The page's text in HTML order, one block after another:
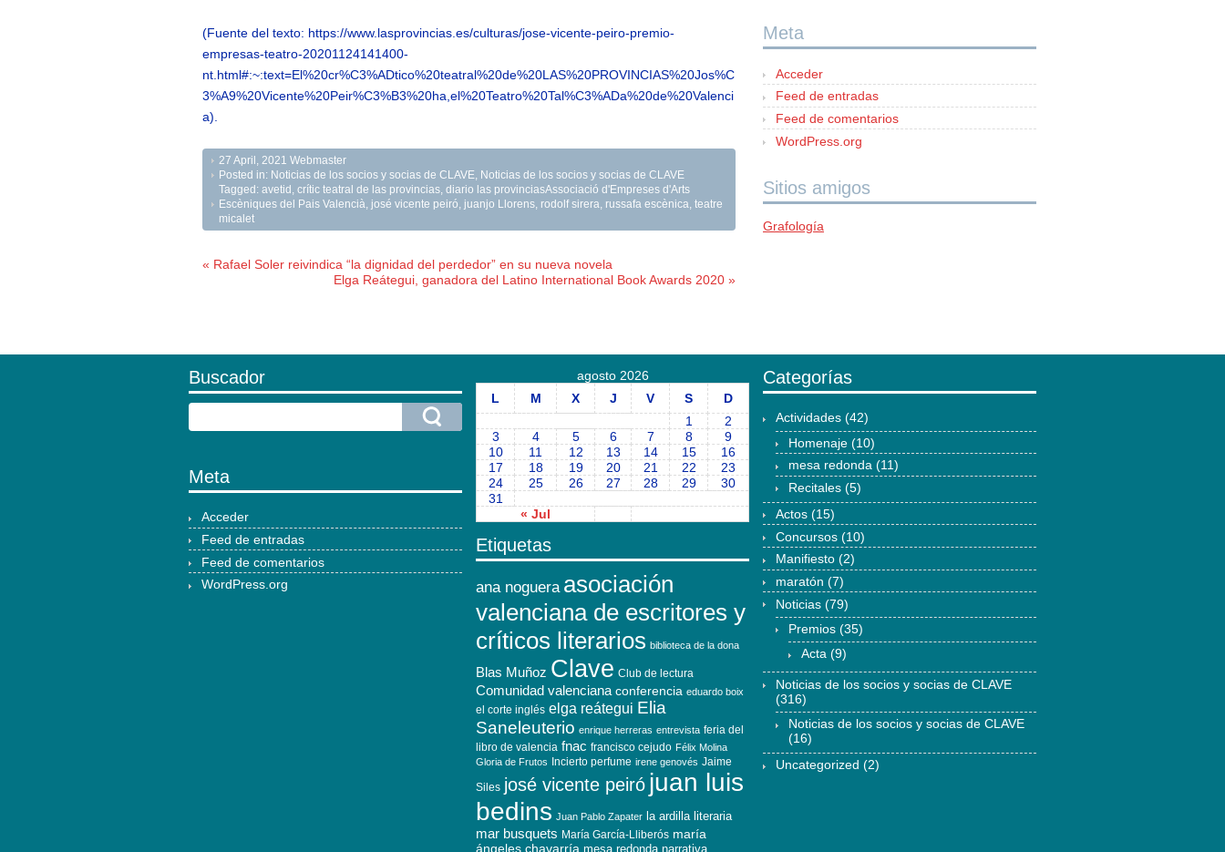
(Fuente del texto: https://www.lasprovincias.es/culturas/jose-vicente-peiro-premio-
empresas-teatro-20201124141400-
nt.html#:~:text=El%20cr%C3%ADtico%20teatral%20de%20LAS%20PROVINCIAS%20Jos%C
3%A9%20Vicente%20Peir%C3%B3%20ha,el%20Teatro%20Tal%C3%ADa%20de%20Valenci
a).
27 April, 2021 Webmaster
Posted in: Noticias de los socios y socias de CLAVE
Noticias de los socios y socias de CLAVE
Tagged: avetid crític teatral de las provincias diario las provinciasAssociació d'Empreses d'Arts
Escèniques del Pais Valencià
josé vicente peiró juanjo Llorens rodolf sirera russafa escènica teatre
micalet
« Rafael Soler reivindica “la dignidad del perdedor” en su nueva novela
Elga Reátegui, ganadora del Latino International Book Awards 2020 »
Meta
Acceder
Feed de entradas
Feed de comentarios
WordPress.org
Sitios amigos
Grafología
Buscador
agosto 2026
L
M X J V S D
« Jul
1
2
3
4 5 6 7 8
9
10
11 12 13 14 15
16
17
18 19 20 21 22
23
24
25 26 27 28 29
30
31
Categorías
Actividades (42)
Homenaje (10)
mesa redonda (11)
Recitales (5)
Actos (15)
Concursos (10)
Manifiesto (2)
maratón (7)
Noticias (79)
Premios (35)
Acta (9)
Noticias de los socios y socias de CLAVE
(316)
Noticias de los socios y socias de CLAVE
(16)
Uncategorized (2)
Meta
Acceder
Feed de entradas
Feed de comentarios
WordPress.org
Etiquetas
ana noguera asociación
valenciana de escritores y
críticos literarios biblioteca de la dona
Blas Muñoz Clave Club de lectura
Comunidad valenciana conferencia eduardo boix
el corte inglés elga reátegui Elia
Saneleuterio enrique herreras entrevista feria del
libro de valencia fnac francisco cejudo Félix Molina
Gloria de Frutos Incierto perfume irene genovés Jaime
Siles josé vicente peiró juan luis
bedins Juan Pablo Zapater la ardilla literaria
mar busquets María García-Lliberós maría
ángeles chavarría mesa redonda narrativa